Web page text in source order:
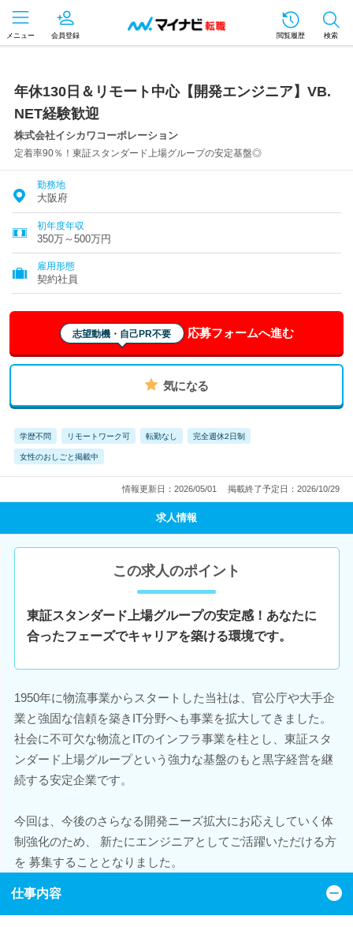
メニュー 会員登録 閲覧履歴 検索
年休130日＆リモート中心【開発エンジニア】VB.
NET経験歓迎
株式会社イシカワコーポレーション
定着率90％！東証スタンダード上場グループの安定基盤◎
勤務地
大阪府
初年度年収
350万～500万円
雇用形態
契約社員
志望動機・自己PR不要 応募フォームへ進む
気になる
学歴不問 リモートワーク可 転勤なし 完全週休2日制
女性のおしごと掲載中
情報更新日：2026/05/01 掲載終了予定日：2026/10/29
求人情報
この求人のポイント
東証スタンダード上場グループの安定感！あなたに
合ったフェーズでキャリアを築ける環境です。
1950年に物流事業からスタートした当社は、官公庁や大手企
業と強固な信頼を築きIT分野へも事業を拡大してきました。
社会に不可欠な物流とITのインフラ事業を柱とし、東証スタ
ンダード上場グループという強力な基盤のもと黒字経営を継
続する安定企業です。
今回は、今後のさらなる開発ニーズ拡大にお応えしていく体
制強化のため、 新たにエンジニアとしてご活躍いただける方
を 募集することとなりました。
仕事内容